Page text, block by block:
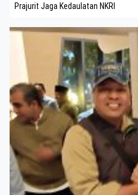
Prajurit Jaga Kedaulatan NKRI